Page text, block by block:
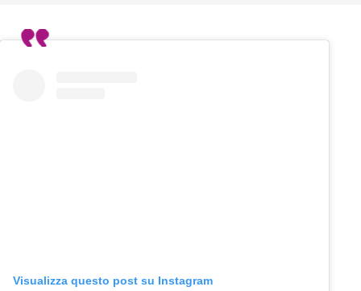
Visualizza questo post su Instagram